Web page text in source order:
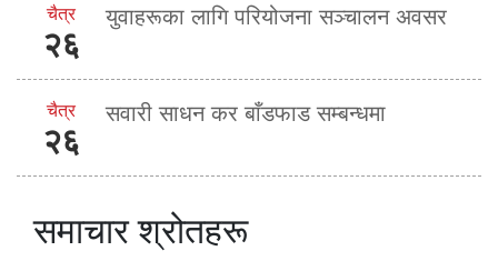
चैत्र
२६
युवाहरूका लागि परियोजना सञ्चालन अवसर
चैत्र
२६
सवारी साधन कर बाँडफाड सम्बन्धमा
समाचार श्रोतहरू